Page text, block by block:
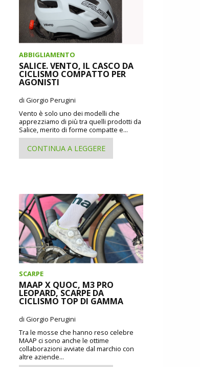
ABBIGLIAMENTO
SALICE. VENTO, IL CASCO DA
CICLISMO COMPATTO PER
AGONISTI
di Giorgio Perugini
Vento è solo uno dei modelli che
apprezziamo di più tra quelli prodotti da
Salice, merito di forme compatte e...
CONTINUA A LEGGERE
SCARPE
MAAP X QUOC, M3 PRO
LEOPARD, SCARPE DA
CICLISMO TOP DI GAMMA
di Giorgio Perugini
Tra le mosse che hanno reso celebre
MAAP ci sono anche le ottime
collaborazioni avviate dal marchio con
altre aziende...